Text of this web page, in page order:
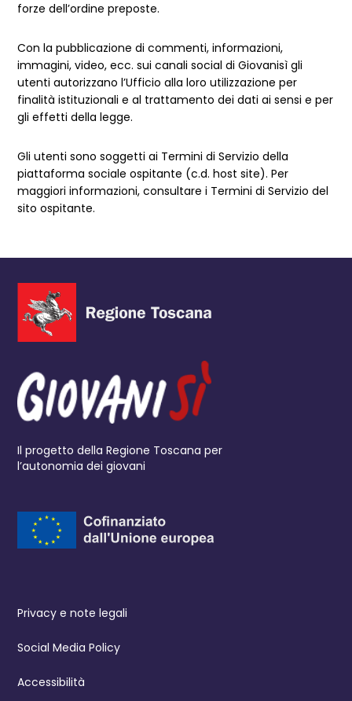
forze dell’ordine preposte.
Con la pubblicazione di commenti, informazioni,
immagini, video, ecc. sui canali social di Giovanisì gli
utenti autorizzano l’Ufficio alla loro utilizzazione per
finalità istituzionali e al trattamento dei dati ai sensi e per
gli effetti della legge.
Gli utenti sono soggetti ai Termini di Servizio della
piattaforma sociale ospitante (c.d. host site). Per
maggiori informazioni, consultare i Termini di Servizio del
sito ospitante.
Il progetto della Regione Toscana per
l’autonomia dei giovani
Privacy e note legali
Social Media Policy
Accessibilità